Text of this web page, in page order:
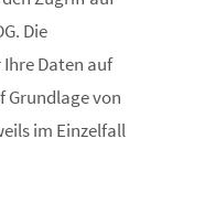
Die
Daten auf
Grundlage von
im Einzelfall